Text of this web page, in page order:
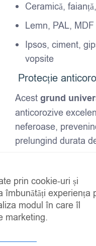
Ceramică,
Lemn, PAL, MDF
Ipsos, ciment,
vopsite
Protecție
Acest grund
anticorozive
neferoase,
prelungind durata
Funcționează ca
absorbția
final de vopsea.
Proprietăți
prin cookie-uri și
îmbunătăți experiența
modul în care îl
marketing.